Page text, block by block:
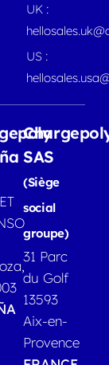
UK :
US :
SAS
(Siège
social
groupe)
31 Parc
du Golf
13593
Aix-en-
Provence